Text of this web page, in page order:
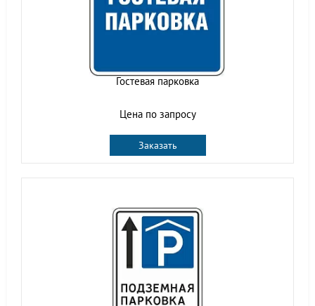
Гостевая парковка
Цена по запросу
Заказать